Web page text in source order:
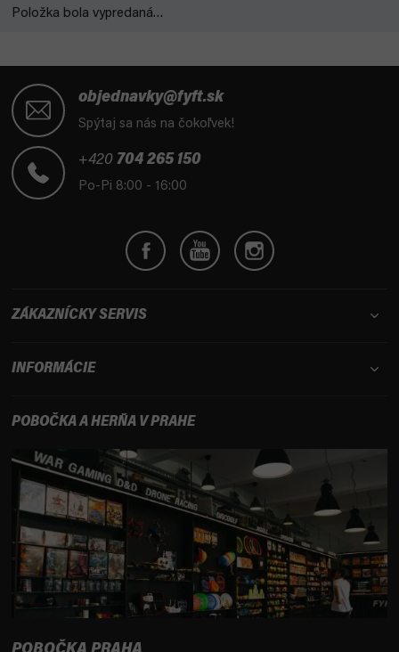
Položka bola vypredaná…
objednavky@fyft.sk
Spýtaj sa nás na čokoľvek!
+420 704 265 150
Po-Pi 8:00 - 16:00
ZÁKAZNÍCKY SERVIS
INFORMÁCIE
POBOČKA A HERŇA V PRAHE